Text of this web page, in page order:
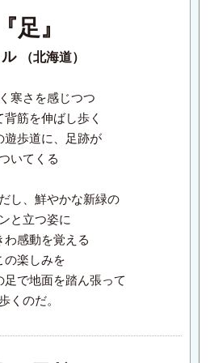
『足』
ル （北海道）
寒さを感じつつ
背筋を伸ばし歩く
遊歩道に、足跡が
いてくる
し、鮮やかな新緑の
と立つ姿に
わ感動を覚える
の楽しみを
足で地面を踏ん張って
くのだ。